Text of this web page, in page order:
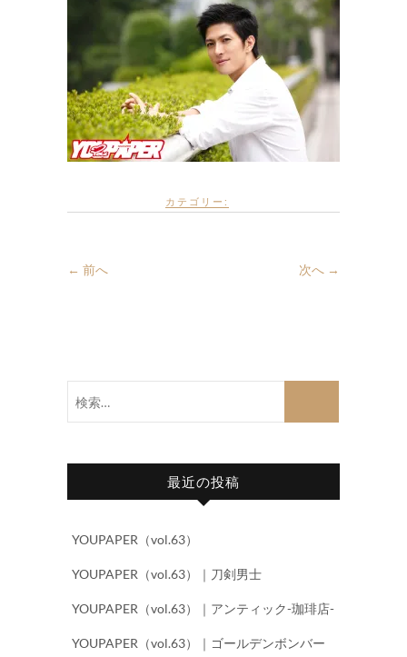
カテゴリー:
← 前へ 次へ →
最近の投稿
YOUPAPER（vol.63）
YOUPAPER（vol.63）｜刀剣男士
YOUPAPER（vol.63）｜アンティック-珈琲店-
YOUPAPER（vol.63）｜ゴールデンボンバー